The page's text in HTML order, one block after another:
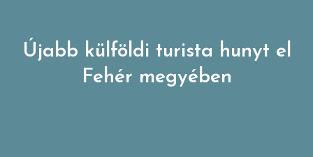
Újabb külföldi turista hunyt el
Fehér megyében